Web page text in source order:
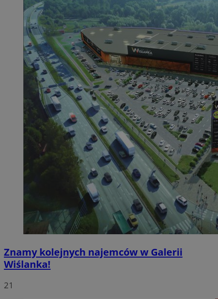
Znamy kolejnych najemców w Galerii
Wiślanka!
21